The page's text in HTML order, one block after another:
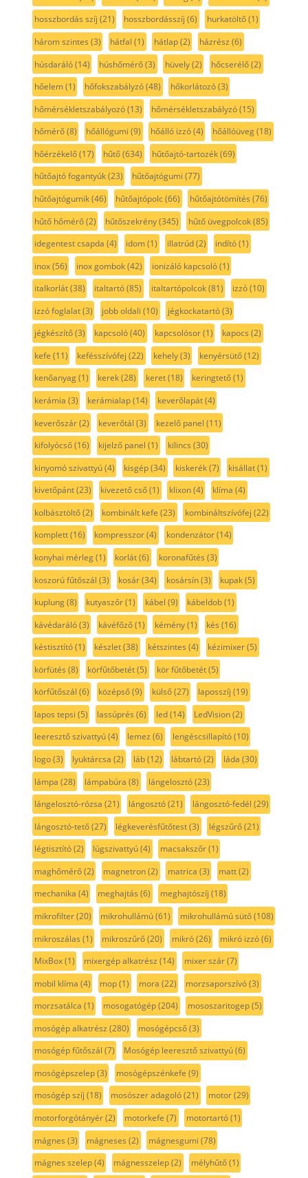
hosszbordás szíj (21) hosszbordásszíj (6) hurkatöltő(1)
három szintes (3) hátfal (1) hátlap(2) házrész (6)
húsdaráló(14) húshőmérő(3) hüvely(2) hőcserélő(2)
hőelem(1) hőfokszabályzó(48) hőkorlátozó(3)
hőmérsékletszabályozó(13) hőmérsékletszabályzó(15)
hőmérő(8) hőállógumi (9) hőálló izzó(4) hőállóüveg(18)
hőérzékelő(17) hűtő(634) hűtőajtó-tartozék(69)
hűtőajtó fogantyúk(23) hűtőajtógumi (77)
hűtőajtógumik(46) hűtőajtópolc(66) hűtőajtótömítés (76)
hűtő hőmérő(2) hűtőszekrény(345) hűtő üvegpolcok(85)
idegentest csapda (4) idom(1) illatrúd(2) indító(1)
inox(56) inox gombok(42) ionizáló kapcsoló(1)
italkorlát(38) italtartó(85) italtartópolcok(81) izzó(10)
izzó foglalat(3) jobb oldali (10) jégkockatartó(3)
jégkészítő(3) kapcsoló(40) kapcsolósor(1) kapocs (2)
kefe (11) kefésszívófej (22) kehely(3) kenyérsütő(12)
kenőanyag(1) kerek(28) keret(18) keringtető(1)
kerámia (3) kerámialap(14) keverőlapát(4)
keverőszár(2) keverőtál (3) kezelő panel (11)
kifolyócső(16) kijelző panel (1) kilincs (30)
kinyomó szivattyú(4) kisgép(34) kiskerék(7) kisállat(1)
kivetőpánt(23) kivezető cső(1) klixon(4) klíma (4)
kolbásztöltő(2) kombinált kefe (23) kombináltszívófej (22)
komplett(16) kompresszor(4) kondenzátor(14)
konyhai mérleg(1) korlát(6) koronafűtés (3)
koszorú fűtőszál (3) kosár(34) kosársín(3) kupak(5)
kuplung(8) kutyaszőr(1) kábel (9) kábeldob(1)
kávédaráló(3) kávéfőző(1) kémény(1) kés (16)
késtisztító(1) készlet(38) kétszintes (4) kézimixer(5)
körfütés (8) körfűtőbetét(5) kör fűtőbetét(5)
körfűtőszál (6) középső(9) külső(27) laposszíj (19)
lapos tepsi (5) lassúprés (6) led(14) LedVision(2)
leeresztő szivattyú(4) lemez (6) lengéscsillapító(10)
logo(3) lyuktárcsa (2) láb(12) lábtartó(2) láda (30)
lámpa (28) lámpabúra (8) lángelosztó(23)
lángelosztó-rózsa (21) lángosztó(21) lángosztó-fedél (29)
lángosztó-tető(27) légkeverésfűtőtest(3) légszűrő(21)
légtisztító(2) lúgszivattyú(4) macsakszőr(1)
maghőmérő(2) magnetron(2) matrica (3) matt(2)
mechanika (4) meghajtás (6) meghajtószíj (18)
mikrofilter(20) mikrohullámú(61) mikrohullámú sütő(108)
mikroszálas (1) mikroszűrő(20) mikró(26) mikró izzó(6)
MixBox(1) mixergép alkatrész (14) mixer szár(7)
mobil klíma (4) mop(1) mora (22) morzsaporszívó(3)
morzsatálca (1) mosogatógép(204) mososzaritogep(5)
mosógép alkatrész (280) mosógépcső(3)
mosógép fűtőszál (7) Mosógép leeresztő szivattyú(6)
mosógépszelep(3) mosógépszénkefe (9)
mosógép szíj (18) mosószer adagoló(21) motor(29)
motorforgótányér(2) motorkefe (7) motortartó(1)
mágnes (3) mágneses (2) mágnesgumi (78)
mágnes szelep(4) mágnesszelep(2) mélyhűtő(1)